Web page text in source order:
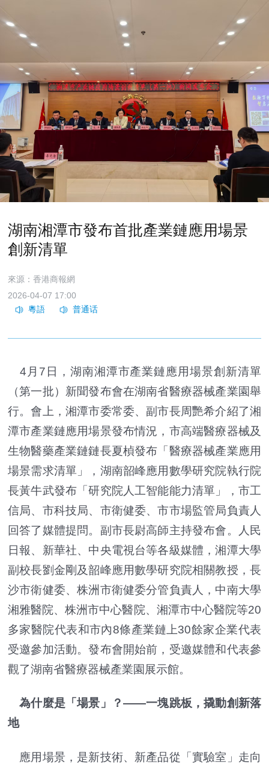
湖南湘潭市發布首批產業鏈應用場景
創新清單
來源：香港商報網
2026-04-07 17:00
4月7日，湖南湘潭市產業鏈應用場景創新清單
（第一批）新聞發布會在湖南省醫療器械產業園舉
行。會上，湘潭市委常委、副市長周艷希介紹了湘
潭市產業鏈應用場景發布情況，市高端醫療器械及
生物醫藥產業鏈鏈長夏楨發布「醫療器械產業應用
場景需求清單」，湖南韶峰應用數學研究院執行院
長黃牛武發布「研究院人工智能能力清單」，市工
信局、市科技局、市衛健委、市市場監管局負責人
回答了媒體提問。副市長尉高師主持發布會。人民
日報、新華社、中央電視台等各級媒體，湘潭大學
副校長劉金剛及韶峰應用數學研究院相關教授，長
沙市衛健委、株洲市衛健委分管負責人，中南大學
湘雅醫院、株洲市中心醫院、湘潭市中心醫院等20
多家醫院代表和市內8條產業鏈上30餘家企業代表
受邀參加活動。發布會開始前，受邀媒體和代表參
觀了湖南省醫療器械產業園展示館。
為什麼是「場景」？——一塊跳板，撬動創新落
地
應用場景，是新技術、新產品從「實驗室」走向